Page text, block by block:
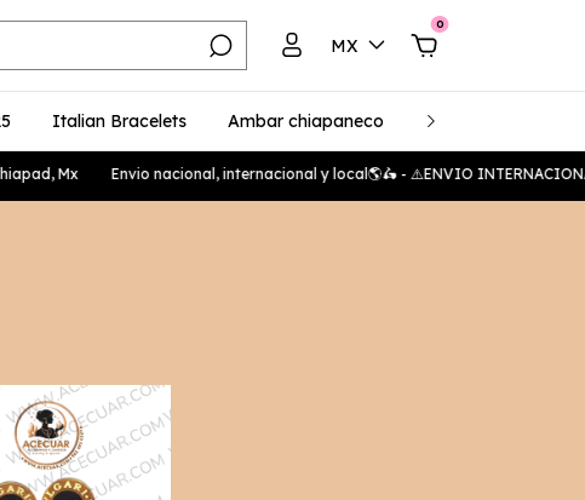
MX
0
Italian Bracelets Ambar chiapaneco Plata 925
Mx Envio nacional, internacional y local🌎🛵 - ⚠️ENVIO INTERNACIONAL